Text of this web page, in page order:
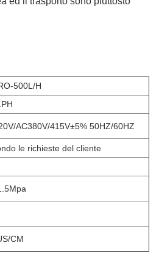
500L/H
AC380V/415V±5% 50HZ/60HZ
le richieste del cliente
CM